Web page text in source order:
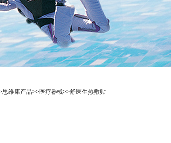
思维康产品>>医疗器械>>舒医生热敷贴